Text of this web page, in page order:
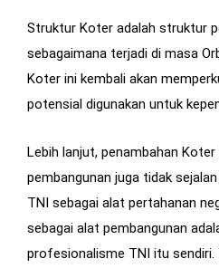
Struktur Koter adalah struktur
sebagaimana terjadi di masa
Koter ini kembali akan
potensial digunakan untuk
Lebih lanjut, penambahan
pembangunan juga tidak
TNI sebagai alat pertahanan
sebagai alat pembangunan
profesionalisme TNI itu sendiri.